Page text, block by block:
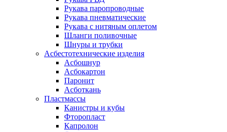
Рукава паропроводные
Рукава пневматические
Рукава с нитяным оплетом
Шланги поливочные
Шнуры и трубки
Асбестотехнические изделия
Асбошнур
Асбокартон
Паронит
Асботкань
Пластмассы
Канистры и кубы
Фторопласт
Капролон